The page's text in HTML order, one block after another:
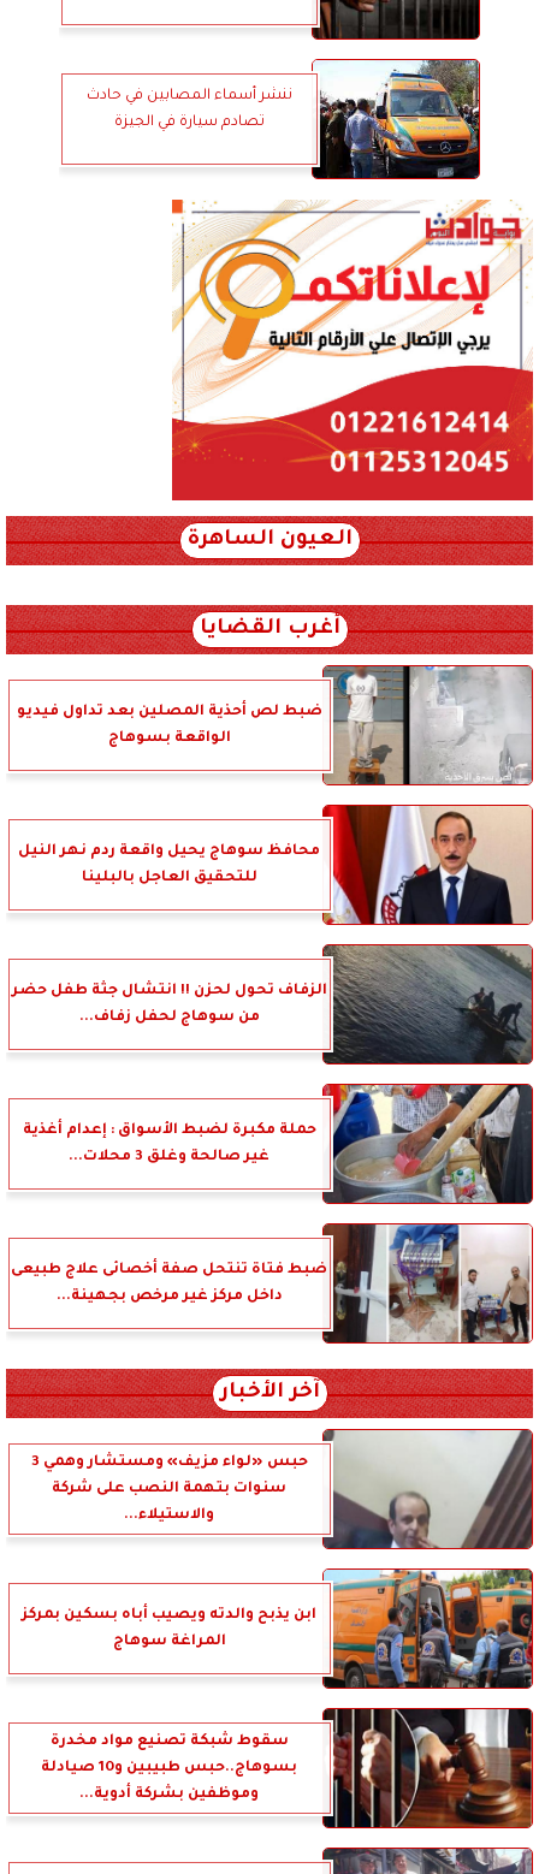
ننشر أسماء المصابين في حادث
تصادم سيارة في الجيزة
العيون الساهرة
أغرب القضايا
ضبط لص أحذية المصلين بعد تداول فيديو
الواقعة بسوهاج
محافظ سوهاج يحيل واقعة ردم نهر النيل
للتحقيق العاجل بالبلينا
الزفاف تحول لحزن !! انتشال جثة طفل حضر
من سوهاج لحفل زفاف...
حملة مكبرة لضبط الأسواق : إعدام أغذية
غير صالحة وغلق 3 محلات...
ضبط فتاة تنتحل صفة أخصائى علاج طبيعى
داخل مركز غير مرخص بجهينة...
آخر الأخبار
حبس «لواء مزيف» ومستشار وهمي 3
سنوات بتهمة النصب على شركة
والاستيلاء...
ابن يذبح والدته ويصيب أباه بسكين بمركز
المراغة سوهاج
سقوط شبكة تصنيع مواد مخدرة
بسوهاج..حبس طبيبين و10 صيادلة
وموظفين بشركة أدوية...